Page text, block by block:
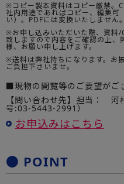
※コピー製本資料はコピー厳禁。
社内用途であればコピー、編集可
い）。PDFには変換いたしません。
※お申し込みいただいた際、資料
致しますので内容をご確認の上、
様、お願い申し上げます。
※送料は弊社持ちになります。お
ご負担下さいませ。
■現物の閲覧等のご要望がご
【問い合わせ先】担当： 河
号:03-5443-2991）
お申込みはこちら
● POINT